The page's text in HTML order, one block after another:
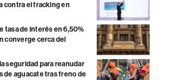
contra el fracking en
tasa de interés en 6,50%
converge cerca del
seguridad para reanudar
de aguacate tras freno de